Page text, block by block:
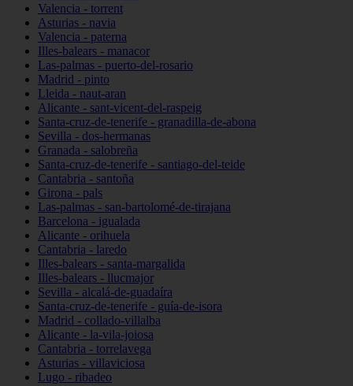
Valencia - torrent
Asturias - navia
Valencia - paterna
Illes-balears - manacor
Las-palmas - puerto-del-rosario
Madrid - pinto
Lleida - naut-aran
Alicante - sant-vicent-del-raspeig
Santa-cruz-de-tenerife - granadilla-de-abona
Sevilla - dos-hermanas
Granada - salobreña
Santa-cruz-de-tenerife - santiago-del-teide
Cantabria - santoña
Girona - pals
Las-palmas - san-bartolomé-de-tirajana
Barcelona - igualada
Alicante - orihuela
Cantabria - laredo
Illes-balears - santa-margalida
Illes-balears - llucmajor
Sevilla - alcalá-de-guadaíra
Santa-cruz-de-tenerife - guía-de-isora
Madrid - collado-villalba
Alicante - la-vila-joiosa
Cantabria - torrelavega
Asturias - villaviciosa
Lugo - ribadeo